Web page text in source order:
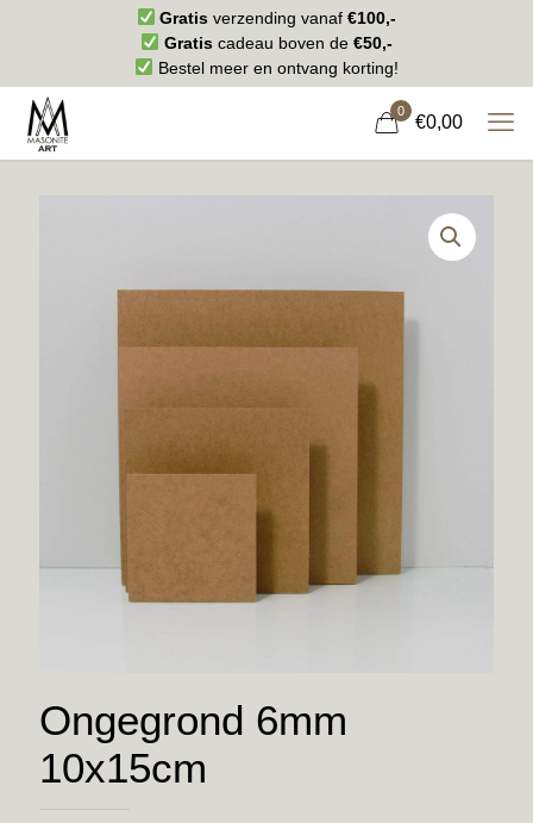
Gratis verzending vanaf€100,-
Gratiscadeau boven de €50,-
Bestel meer en ontvang korting!
0
€0,00
Ongegrond 6mm
10x15cm